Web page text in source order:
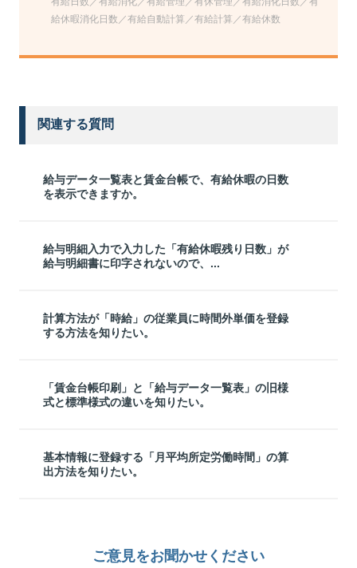
給休暇消化日数／有給自動計算／有給計算／有給休数
関連する質問
給与データ一覧表と賃金台帳で、有給休暇の日数
を表示できますか。
給与明細入力で入力した「有給休暇残り日数」が
給与明細書に印字されないので、...
計算方法が「時給」の従業員に時間外単価を登録
する方法を知りたい。
「賃金台帳印刷」と「給与データ一覧表」の旧様
式と標準様式の違いを知りたい。
基本情報に登録する「月平均所定労働時間」の算
出方法を知りたい。
ご意見をお聞かせください